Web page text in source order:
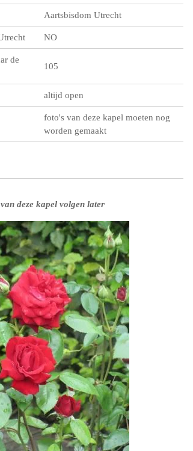
Aartsbisdom Utrecht
NO
de
105
altijd open
foto's van deze kapel moeten nog
worden gemaakt
deze kapel volgen later